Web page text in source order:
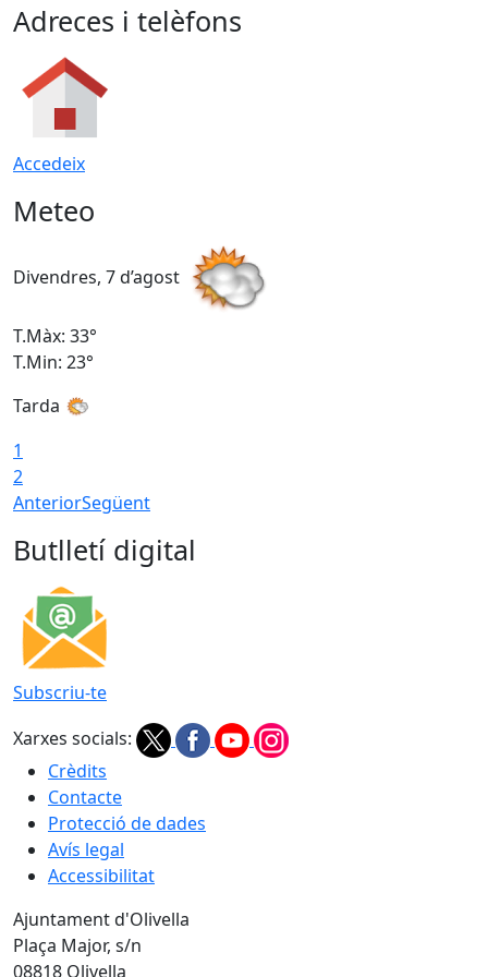
Adreces i telèfons
Accedeix
Meteo
Divendres, 7 d’agost
T.Màx: 33°
T.Min: 23°
Tarda
1
2
AnteriorSegüent
Butlletí digital
Subscriu-te
Xarxes socials:
Crèdits
Contacte
Protecció de dades
Avís legal
Accessibilitat
Ajuntament d'Olivella
Plaça Major, s/n
08818 Olivella